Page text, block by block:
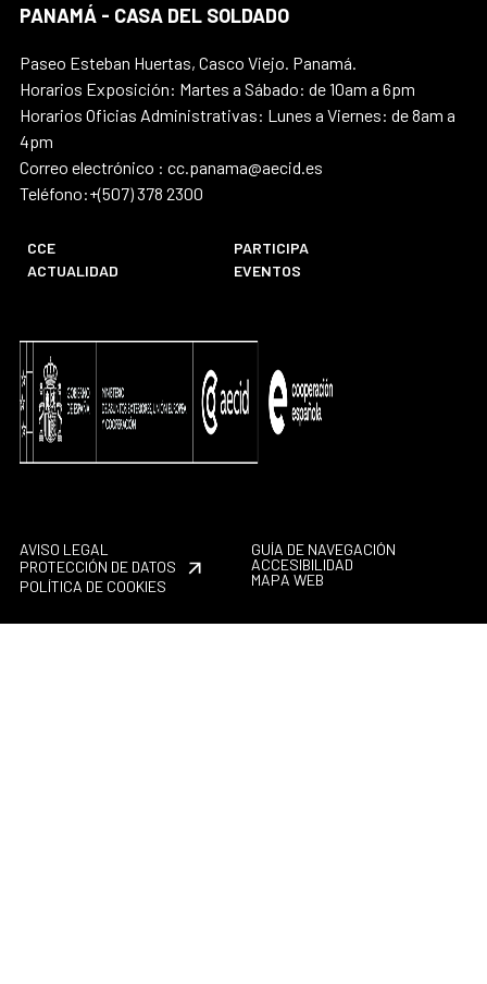
PANAMÁ - CASA DEL SOLDADO
Paseo Esteban Huertas, Casco Viejo. Panamá.
Horarios Exposición: Martes a Sábado: de 10am a 6pm
Horarios Oficias Administrativas: Lunes a Viernes: de 8am a
4pm
Correo electrónico : cc.panama@aecid.es
Teléfono:+(507) 378 2300
CCE
PARTICIPA
ACTUALIDAD
EVENTOS
AVISO LEGAL
PROTECCIÓN DE DATOS
POLÍTICA DE COOKIES
GUÍA DE NAVEGACIÓN
ACCESIBILIDAD
MAPA WEB